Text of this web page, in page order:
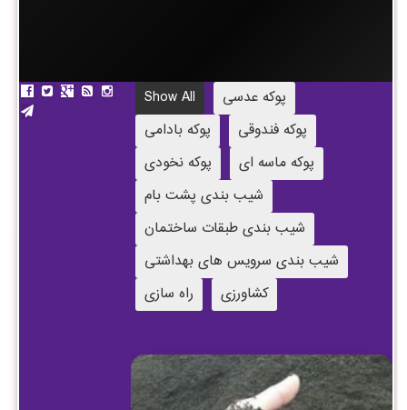
Show All
پوکه عدسی
پوکه بادامی
پوکه فندوقی
پوکه نخودی
پوکه ماسه ای
شیب بندی پشت بام
شیب بندی طبقات ساختمان
شیب بندی سرویس های بهداشتی
راه سازی
کشاورزی